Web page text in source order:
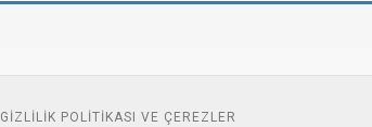
GIZLILIK POLITIKASI VE ÇEREZLER